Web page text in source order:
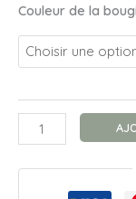
Couleur de la
quantité
de
Bougie